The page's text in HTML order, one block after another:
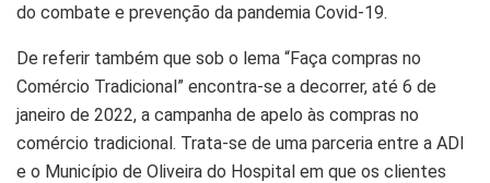
do combate e prevenção da pandemia Covid-19.
De referir também que sob o lema “Faça compras no
Comércio Tradicional” encontra-se a decorrer, até 6 de
janeiro de 2022, a campanha de apelo às compras no
comércio tradicional. Trata-se de uma parceria entre a ADI
e o Município de Oliveira do Hospital em que os clientes